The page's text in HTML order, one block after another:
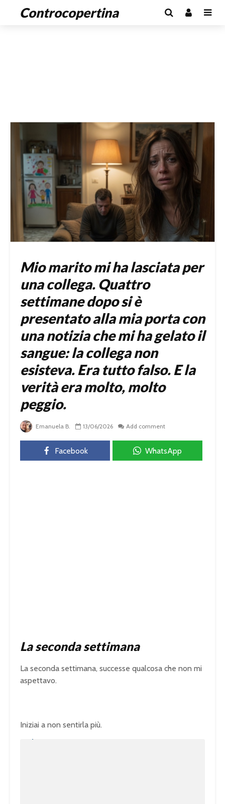
Controcopertina
Mio marito mi ha lasciata per
una collega. Quattro
settimane dopo si è
presentato alla mia porta con
una notizia che mi ha gelato il
sangue: la collega non
esisteva. Era tutto falso. E la
verità era molto, molto
peggio.
Emanuela B. 13/06/2026 Add comment
Facebook WhatsApp
La seconda settimana
La seconda settimana, successe qualcosa che non mi
aspettavo.
Iniziai a non sentirla più.